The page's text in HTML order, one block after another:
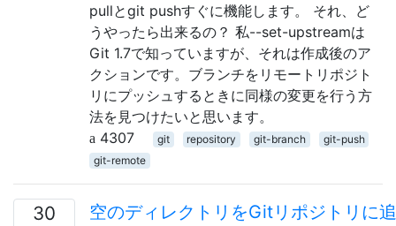
pullとgit pushすぐに機能します。 それ、ど
うやったら出来るの？ 私--set-upstreamは
Git 1.7で知っていますが、それは作成後のア
クションです。ブランチをリモートリポジト
リにプッシュするときに同様の変更を行う方
法を見つけたいと思います。
4307
git repository git-branch
git-push
git-remote
30
空のディレクトリをGitリポジトリに追